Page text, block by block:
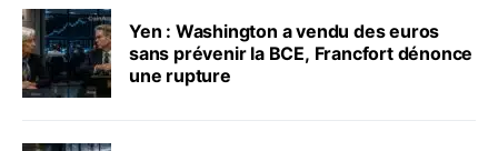
Yen : Washington a vendu des euros
sans prévenir la BCE, Francfort dénonce
une rupture